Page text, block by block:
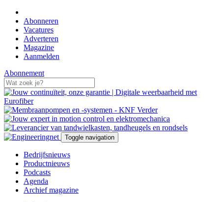
Abonneren
Vacatures
Adverteren
Magazine
Aanmelden
Abonnement
Toggle navigation
Bedrijfsnieuws
Productnieuws
Podcasts
Agenda
Archief magazine